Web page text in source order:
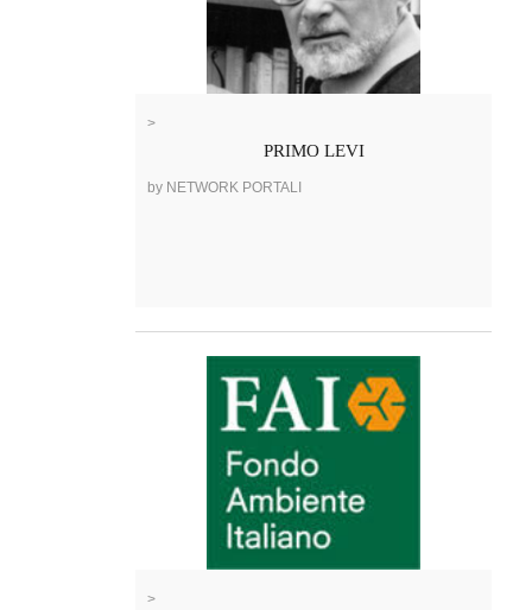
>
PRIMO LEVI
by NETWORK PORTALI
>